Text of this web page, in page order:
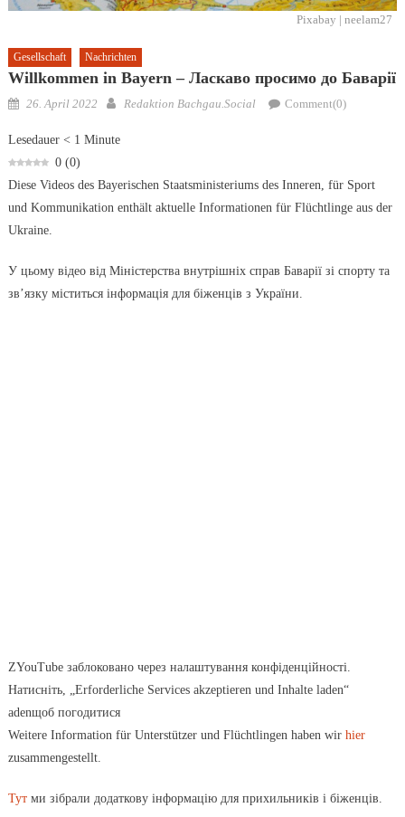
Pixabay | neelam27
Gesellschaft Nachrichten
Willkommen in Bayern – Ласкаво просимо до Баварії
Posted
26. April 2022 Author
Redaktion Bachgau.Social Comment(0)
Lesedauer < 1 Minute
0 (0)
Diese Videos des Bayerischen Staatsministeriums des Inneren, für Sport
und Kommunikation enthält aktuelle Informationen für Flüchtlinge aus der
Ukraine.
У цьому відео від Міністерства внутрішніх справ Баварії зі спорту та
зв’язку міститься інформація для біженців з України.
ZYouTube заблоковано через налаштування конфіденційності.
Натисніть, „Erforderliche Services akzeptieren und Inhalte laden“
adenщоб погодитися
Weitere Information für Unterstützer und Flüchtlingen haben wir hier
zusammengestellt.
Тутми зібрали додаткову інформацію для прихильників і біженців.